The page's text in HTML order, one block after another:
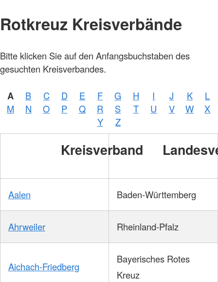
Rotkreuz Kreisverbände
Bitte klicken Sie auf den Anfangsbuchstaben des
gesuchten Kreisverbandes.
A B C D E F G H I J K
L
M
N O P Q R S T U V W
X
Y
Z
Kreisverband
Aalen Baden-Württemberg
Ahrweiler Rheinland-Pfalz
Aichach-Friedberg
Bayerisches Rotes
Kreuz